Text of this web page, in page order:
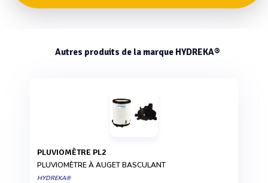
Autres produits de la marque HYDREKA®
PLUVIOMÈTRE PL2
PLUVIOMÈTRE À AUGET BASCULANT
HYDREKA®